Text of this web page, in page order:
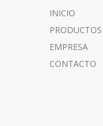
INICIO
PRODUCTOS
EMPRESA
CONTACTO